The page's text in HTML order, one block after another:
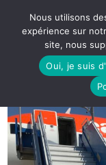
Nous utilisons
expérience sur
site, nous
Oui, je suis